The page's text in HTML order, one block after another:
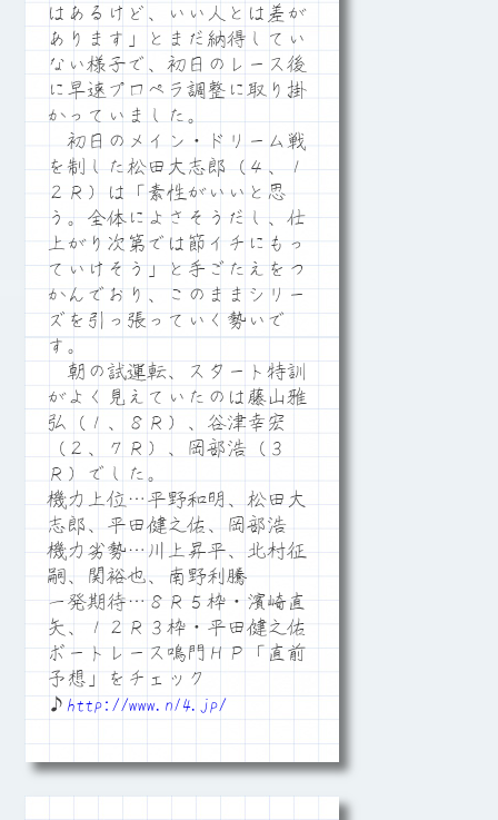
はあるけど、いい人とは差が
あります」とまだ納得してい
ない様子で、初日のレース後
に早速プロペラ調整に取り掛
かっていました。
初日のメイン・ドリーム戦
を制した松田大志郎（４、１
２Ｒ）は「素性がいいと思
う。全体によさそうだし、仕
上がり次第では節イチにもっ
ていけそう」と手ごたえをつ
かんでおり、このままシリー
ズを引っ張っていく勢いで
す。
朝の試運転、スタート特訓
がよく見えていたのは藤山雅
弘（１、８Ｒ）、谷津幸宏
（２、７Ｒ）、岡部浩（３
Ｒ）でした。
機力上位…平野和明、松田大
志郎、平田健之佑、岡部浩
機力劣勢…川上昇平、北村征
嗣、関裕也、南野利騰
一発期待…８Ｒ５枠・濱崎直
矢、１２Ｒ３枠・平田健之佑
ボートレース鳴門ＨＰ「直前
予想」をチェック
♪ http://www.n14.jp/